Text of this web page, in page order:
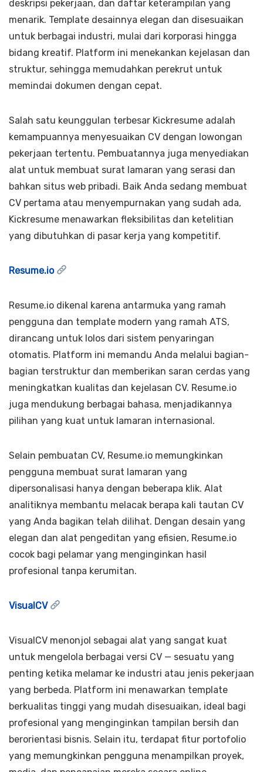
deskripsi pekerjaan, dan daftar keterampilan yang
menarik. Template desainnya elegan dan disesuaikan
untuk berbagai industri, mulai dari korporasi hingga
bidang kreatif. Platform ini menekankan kejelasan dan
struktur, sehingga memudahkan perekrut untuk
memindai dokumen dengan cepat.
Salah satu keunggulan terbesar Kickresume adalah
kemampuannya menyesuaikan CV dengan lowongan
pekerjaan tertentu. Pembuatannya juga menyediakan
alat untuk membuat surat lamaran yang serasi dan
bahkan situs web pribadi. Baik Anda sedang membuat
CV pertama atau menyempurnakan yang sudah ada,
Kickresume menawarkan fleksibilitas dan ketelitian
yang dibutuhkan di pasar kerja yang kompetitif.
Resume.io
Resume.io dikenal karena antarmuka yang ramah
pengguna dan template modern yang ramah ATS,
dirancang untuk lolos dari sistem penyaringan
otomatis. Platform ini memandu Anda melalui bagian-
bagian terstruktur dan memberikan saran cerdas yang
meningkatkan kualitas dan kejelasan CV. Resume.io
juga mendukung berbagai bahasa, menjadikannya
pilihan yang kuat untuk lamaran internasional.
Selain pembuatan CV, Resume.io memungkinkan
pengguna membuat surat lamaran yang
dipersonalisasi hanya dengan beberapa klik. Alat
analitiknya membantu melacak berapa kali tautan CV
yang Anda bagikan telah dilihat. Dengan desain yang
elegan dan alat pengeditan yang efisien, Resume.io
cocok bagi pelamar yang menginginkan hasil
profesional tanpa kerumitan.
VisualCV
VisualCV menonjol sebagai alat yang sangat kuat
untuk mengelola berbagai versi CV — sesuatu yang
penting ketika melamar ke industri atau jenis pekerjaan
yang berbeda. Platform ini menawarkan template
berkualitas tinggi yang mudah disesuaikan, ideal bagi
profesional yang menginginkan tampilan bersih dan
berorientasi bisnis. Selain itu, terdapat fitur portofolio
yang memungkinkan pengguna menampilkan proyek,